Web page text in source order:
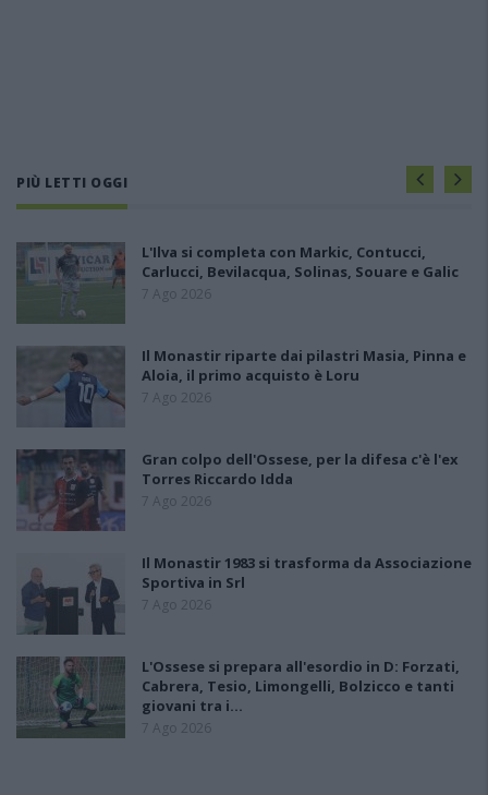
PIÙ LETTI OGGI
L'Ilva si completa con Markic, Contucci,
Carlucci, Bevilacqua, Solinas, Souare e Galic
7 Ago 2026
Il Monastir riparte dai pilastri Masia, Pinna e
Aloia, il primo acquisto è Loru
7 Ago 2026
Gran colpo dell'Ossese, per la difesa c'è l'ex
Torres Riccardo Idda
7 Ago 2026
Il Monastir 1983 si trasforma da Associazione
Sportiva in Srl
7 Ago 2026
L'Ossese si prepara all'esordio in D: Forzati,
Cabrera, Tesio, Limongelli, Bolzicco e tanti
giovani tra i…
7 Ago 2026